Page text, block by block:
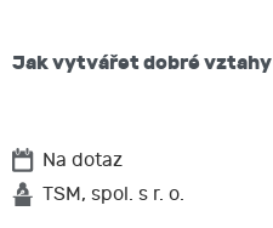
žádat si kopii
Jak vytvářet dobré vztahy
Na dotaz
TSM, spol. s r. o.